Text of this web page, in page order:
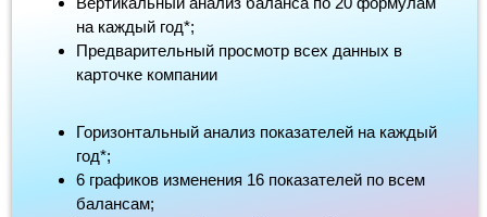
на каждый год*;
Предварительный просмотр всех данных в
карточке компании
Горизонтальный анализ показателей на каждый
год*;
6 графиков изменения 16 показателей по всем
балансам;